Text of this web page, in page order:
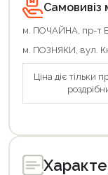
Самовивіз
м. ПОЧАЙНА, пр-т
м. ПОЗНЯКИ, вул.
Ціна діє тільки